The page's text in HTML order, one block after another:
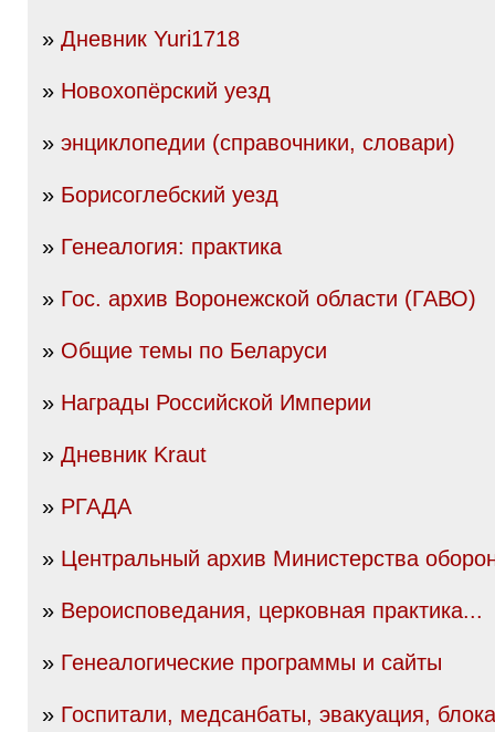
» Дневник Yuri1718
» Новохопёрский уезд
» энциклопедии (справочники, словари)
» Борисоглебский уезд
» Генеалогия: практика
» Гос. архив Воронежской области (ГАВО)
» Общие темы по Беларуси
» Награды Российской Империи
» Дневник Kraut
» РГАДА
» Центральный архив Министерства
» Вероисповедания, церковная практика...
» Генеалогические программы и сайты
» Госпитали, медсанбаты, эвакуация,